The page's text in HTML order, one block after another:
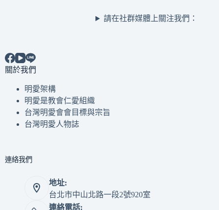
請在社群媒體上關注我們：
關於我們
明愛架構
明愛是教會仁愛組織
台灣明愛會會目標與宗旨
台灣明愛人物誌
連絡我們
地址:
台北市中山北路一段2號920室
連絡電話: